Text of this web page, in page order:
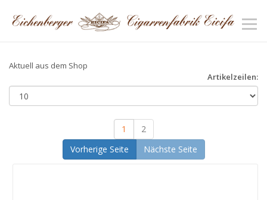
Aktuell aus dem Shop
Artikelzeilen:
1
2
Vorherige Seite
Nächste Seite